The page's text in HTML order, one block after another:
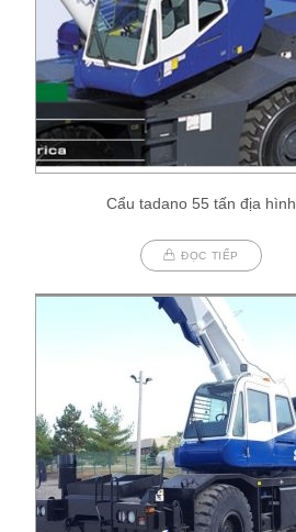
Cẩu tadano 55 tấn địa hình
ĐỌC TIẾP